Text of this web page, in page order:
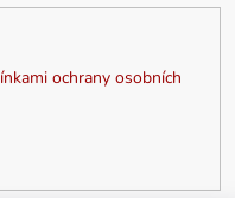
ochrany osobních